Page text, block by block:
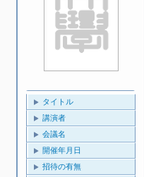
タイトル
講演者
会議名
開催年月日
招待の有無